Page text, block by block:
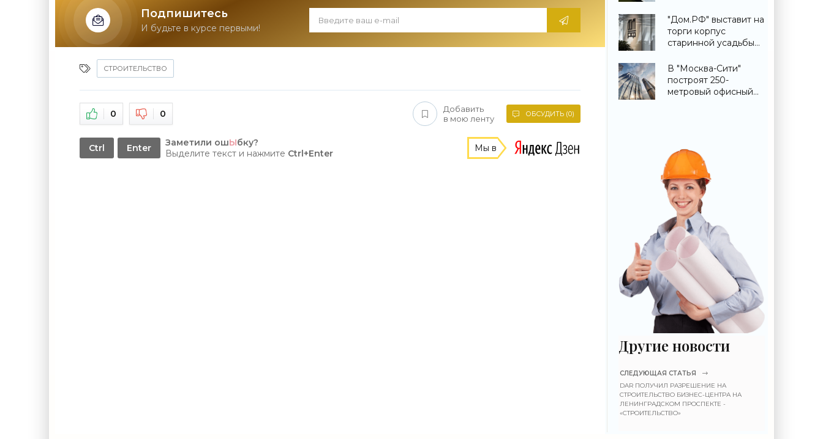
Подпишитесь
И будьте в курсе первыми!
СТРОИТЕЛЬСТВО
0 0
Добавить
в мою ленту
ОБСУДИТЬ (0)
Ctrl Enter Заметили ошЫбку?
Выделите текст и нажмите Ctrl+Enter Мы в
мосту через реку
Македонку -
«Строительство»
"Дом.РФ" выставит на
торги корпус
старинной усадьбы
Подмосковье -
«Строительство»
В "Москва-Сити"
построят 250-
метровый офисный
Другие новости
СЛЕДУЮЩАЯ СТАТЬЯ
DAR ПОЛУЧИЛ РАЗРЕШЕНИЕ НА
СТРОИТЕЛЬСТВО БИЗНЕС-ЦЕНТРА НА
ЛЕНИНГРАДСКОМ ПРОСПЕКТЕ -
«СТРОИТЕЛЬСТВО»